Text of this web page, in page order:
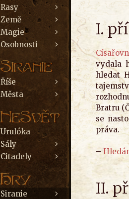
I.
vydala
hledat
Bratru
se
práva.
–
II.
Rasy
Země
Magie
Osobnosti
Říše
Města
Urulóka
Sály
Citadely
Siranie